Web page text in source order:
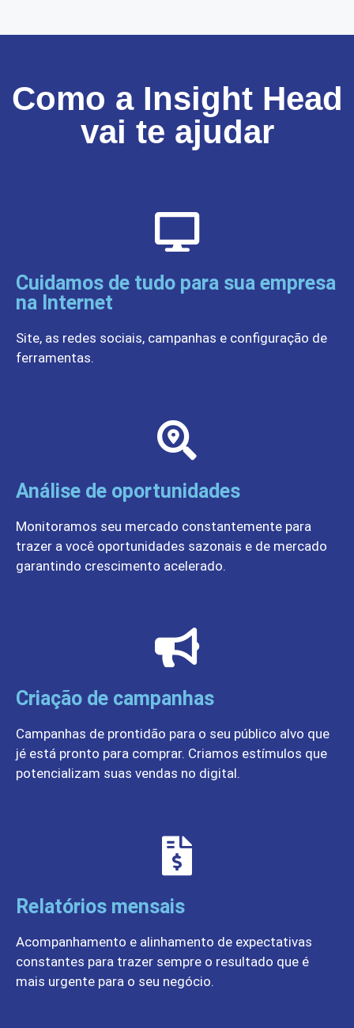
Como a Insight Head
vai te ajudar
Cuidamos de tudo para sua empresa
na Internet
Site, as redes sociais, campanhas e configuração de
ferramentas.
Análise de oportunidades
Monitoramos seu mercado constantemente para
trazer a você oportunidades sazonais e de mercado
garantindo crescimento acelerado.
Criação de campanhas
Campanhas de prontidão para o seu público alvo que
jé está pronto para comprar. Criamos estímulos que
potencializam suas vendas no digital.
Relatórios mensais
Acompanhamento e alinhamento de expectativas
constantes para trazer sempre o resultado que é
mais urgente para o seu negócio.